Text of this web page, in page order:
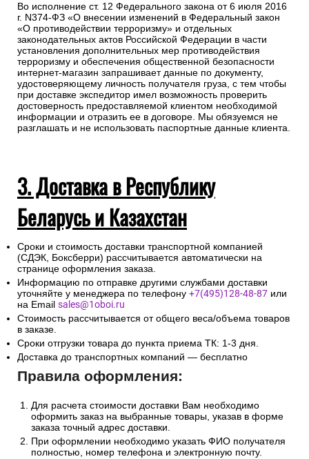
Во исполнение ст. 12 Федерального закона от 6 июля 2016
г. N374-ФЗ «О внесении изменений в Федеральный закон
«О противодействии терроризму» и отдельных
законодательных актов Российской Федерации в части
установления дополнительных мер противодействия
терроризму и обеспечения общественной безопасности
интернет-магазин запрашивает данные по документу,
удостоверяющему личность получателя груза, с тем чтобы
при доставке экспедитор имел возможность проверить
достоверность предоставляемой клиентом необходимой
информации и отразить ее в договоре. Мы обязуемся не
разглашать и не использовать паспортные данные клиента.
3. Доставка в Республику
Беларусь и Казахстан
Сроки и стоимость доставки транспортной компанией
(СДЭК, Боксберри) рассчитывается автоматически на
странице оформления заказа.
Информацию по отправке другими службами доставки
уточняйте у менеджера по телефону +7(495)128-48-87 или
на Email sales@1oboi.ru
Стоимость рассчитывается от общего веса/объема товаров
в заказе.
Сроки отгрузки товара до пункта приема ТК: 1-3 дня.
Доставка до транспортных компаний — бесплатно
Правила оформления:
Для расчета стоимости доставки Вам необходимо
оформить заказ на выбранные товары, указав в форме
заказа точный адрес доставки.
При оформлении необходимо указать ФИО получателя
полностью, номер телефона и электронную почту.